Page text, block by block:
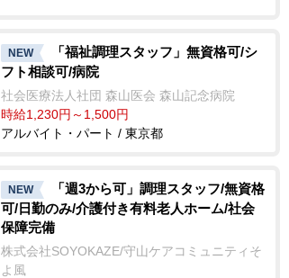
NEW
「福祉調理スタッフ」無資格可/シ
フト相談可/病院
社会医療法人社団 森山医会 森山記念病院
時給1,230円～1,500円
アルバイト・パート / 東京都
NEW
「週3から可」調理スタッフ/無資格
可/日勤のみ/介護付き有料老人ホーム/社会
保障完備
株式会社SOYOKAZE/守山ケアコミュニティそ
よ風